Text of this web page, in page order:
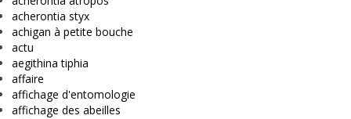
acherontia styx
achigan à petite bouche
actu
aegithina tiphia
affaire
affichage d'entomologie
affichage des abeilles